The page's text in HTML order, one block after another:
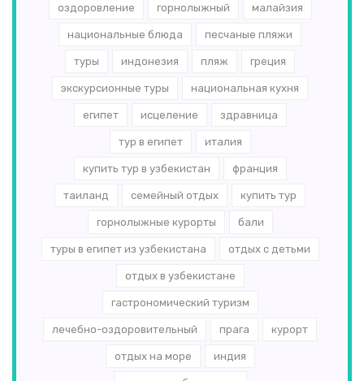
оздоровление горнолыжный малайзия
национальные блюда песчаные пляжи
туры индонезия пляж греция
экскурсионные туры национальная кухня
египет исцеление здравница
тур в египет италия
купить тур в узбекистан франция
таиланд семейный отдых купить тур
горнолыжные курорты бали
туры в египет из узбекистана отдых с детьми
отдых в узбекистане
гастрономический туризм
лечебно-оздоровительный прага курорт
отдых на море индия